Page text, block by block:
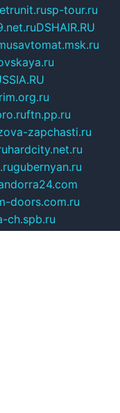
sp-tour.ru
DSHAIR.RU
rim.org.ru
ftn.pp.ru
zapchasti.ru
hardcity.net.ru
gubernyan.ru
doors.com.ru
ch.spb.ru